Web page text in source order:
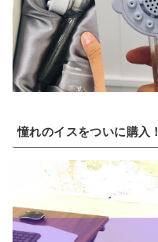
憧れのイスをついに購入！